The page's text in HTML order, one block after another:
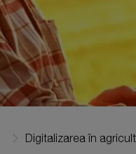
Digitalizarea în